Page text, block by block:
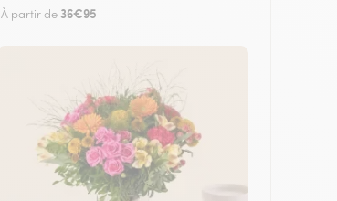
À partir de 36€95